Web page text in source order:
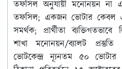
তফসিল অনুযায়ী মনোনয়ন
তফসিল; একজন ভোটার কেবল
সমর্থক; প্রার্থীতা ব্যক্তিগতভাবে
শাখা মনোনয়ন/ব্যালট
ভোটকেন্দ্র ন্যূনতম ৫০ ভোটার